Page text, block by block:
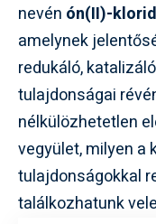
nevén ón(II)-klorid
amelynek
redukáló,
tulajdonságai
nélkülözhetetlen
vegyület, milyen a
tulajdonságokkal
találkozhatunk